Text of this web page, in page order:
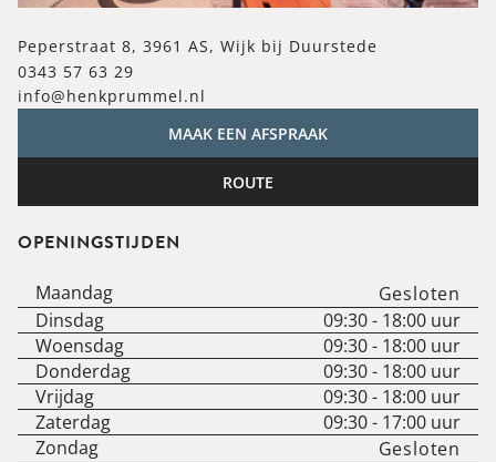
Peperstraat 8, 3961 AS, Wijk bij Duurstede
0343 57 63 29
info@henkprummel.nl
MAAK EEN AFSPRAAK
ROUTE
OPENINGSTIJDEN
Maandag
Gesloten
Dinsdag
09:30- 18:00 uur
Woensdag
09:30- 18:00 uur
Donderdag
09:30- 18:00 uur
Vrijdag
09:30- 18:00 uur
Zaterdag
09:30- 17:00 uur
Zondag
Gesloten